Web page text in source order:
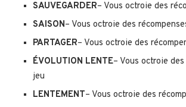
SAUVEGARDER– Vous octroie des
SAISON– Vous octroie des
PARTAGER– Vous octroie des
ÉVOLUTION LENTE– Vous octroie
jeu
LENTEMENT– Vous octroie des